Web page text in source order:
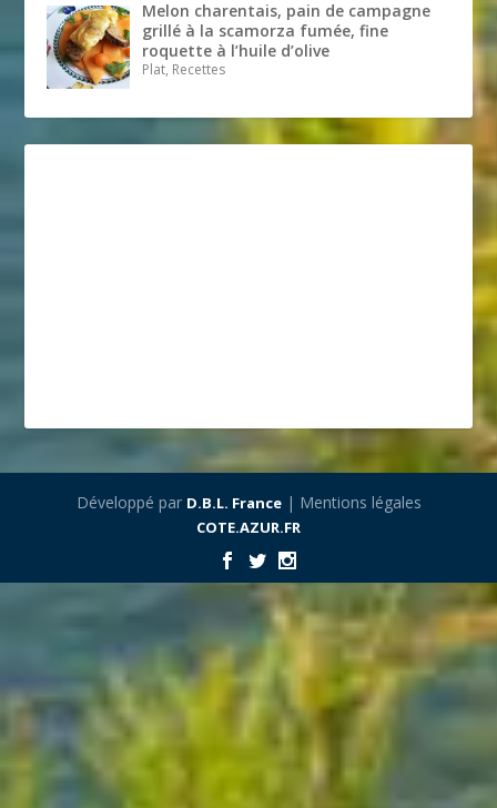
Melon charentais, pain de campagne
grillé à la scamorza fumée, fine
roquette à l’huile d’olive
Plat, Recettes
Développé par D.B.L. France| Mentions légales
COTE.AZUR.FR